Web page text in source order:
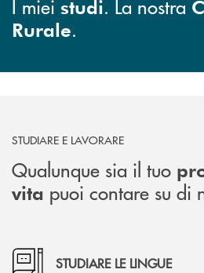
I miei studi. La nostra
Rurale.
STUDIARE E LAVORARE
Qualunque sia il tuo
vita puoi contare su di
STUDIARE LE LINGUE